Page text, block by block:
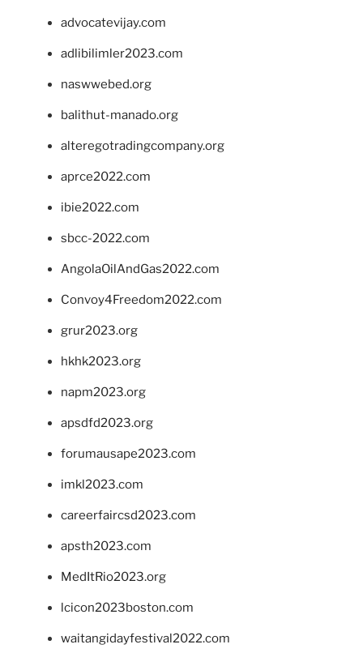
advocatevijay.com
adlibilimler2023.com
naswwebed.org
balithut-manado.org
alteregotradingcompany.org
aprce2022.com
ibie2022.com
sbcc-2022.com
AngolaOilAndGas2022.com
Convoy4Freedom2022.com
grur2023.org
hkhk2023.org
napm2023.org
apsdfd2023.org
forumausape2023.com
imkl2023.com
careerfaircsd2023.com
apsth2023.com
MedItRio2023.org
lcicon2023boston.com
waitangidayfestival2022.com